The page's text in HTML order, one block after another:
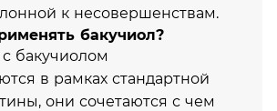
к несовершенствам.
бакучиол?
бакучиолом
в рамках стандартной
они сочетаются с чем